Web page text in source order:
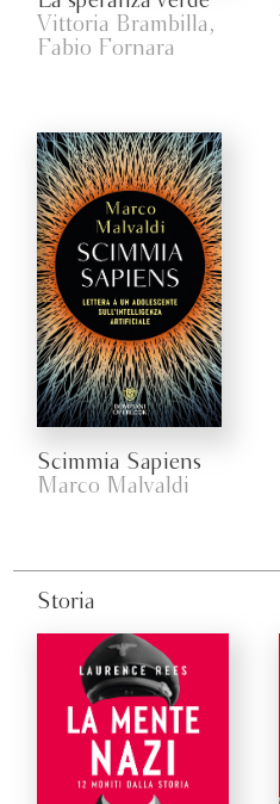
Vittoria Brambilla,
Fabio Fornara
Scimmia Sapiens
Marco Malvaldi
Storia